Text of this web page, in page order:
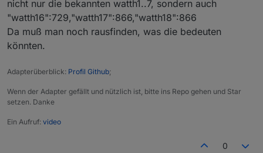
nicht nur die bekannten watth1..7, sondern auch
"watth16":729,"watth17":866,"watth18":866
Da muß man noch rausfinden, was die bedeuten
könnten.
Adapterüberblick: Profil Github;
Wenn der Adapter gefällt und nützlich ist, bitte ins Repo gehen und Star
setzen. Danke
Ein Aufruf: video
0